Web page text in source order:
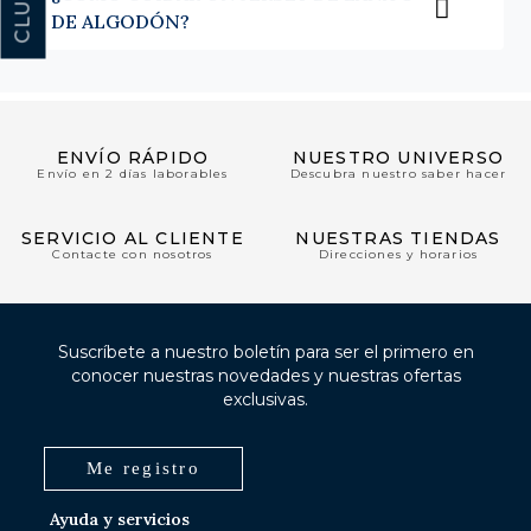
DE ALGODÓN?
ENVÍO RÁPIDO
Envío en 2 días laborables
NUESTRO UNIVERSO
Descubra nuestro saber hacer
SERVICIO AL CLIENTE
Contacte con nosotros
NUESTRAS TIENDAS
Direcciones y horarios
Ayuda y servicios
Suscríbete a nuestro boletín para ser el primero en
conocer nuestras novedades y nuestras ofertas
exclusivas.
Me registro